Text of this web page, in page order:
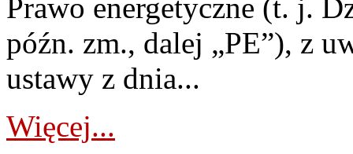
Prawo energetyczne (t. j.
późn. zm., dalej „PE”), z
ustawy z dnia...
Więcej...